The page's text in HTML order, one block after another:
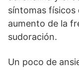
síntomas físicos
aumento de la
sudoración.
Un poco de